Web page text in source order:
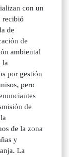
con un
recibió
de
de
ambiental
la
por gestión
pero
de
de la zona
y
La